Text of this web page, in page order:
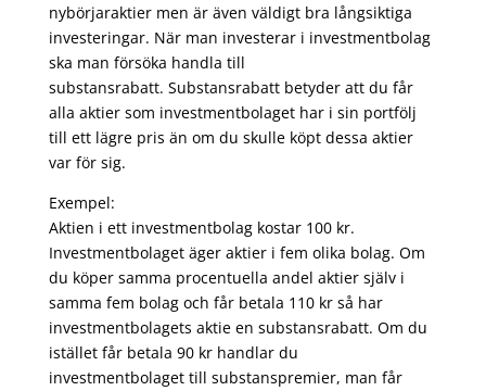
nybörjaraktier men är även väldigt bra långsiktiga
investeringar. När man investerar i investmentbolag
ska man försöka handla till
substansrabatt. Substansrabatt betyder att du får
alla aktier som investmentbolaget har i sin portfölj
till ett lägre pris än om du skulle köpt dessa aktier
var för sig.
Exempel:
Aktien i ett investmentbolag kostar 100 kr.
Investmentbolaget äger aktier i fem olika bolag. Om
du köper samma procentuella andel aktier själv i
samma fem bolag och får betala 110 kr så har
investmentbolagets aktie en substansrabatt. Om du
istället får betala 90 kr handlar du
investmentbolaget till substanspremier, man får